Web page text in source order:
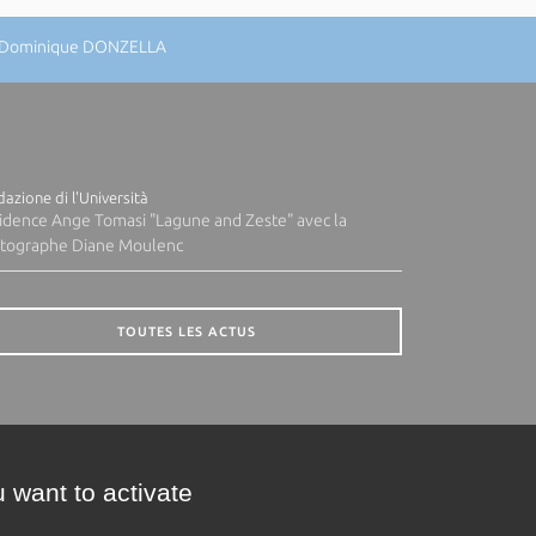
DONZELLA
di l'Università
Ange Tomasi "Lagune and Zeste" avec la
Diane Moulenc
TOUTES LES ACTUS
want to activate